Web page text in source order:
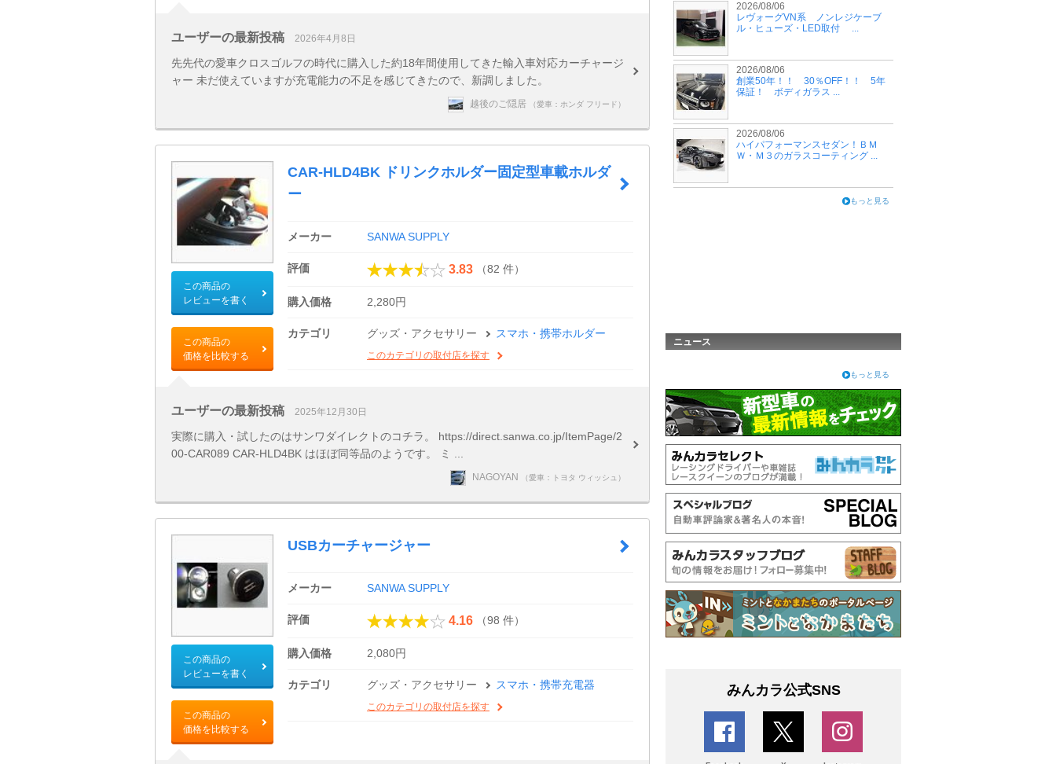
ユーザーの最新投稿 2026年4月8日
先先代の愛車クロスゴルフの時代に購入した約18年間使用してきた輸入車対応カーチャージ
ャー 未だ使えていますが充電能力の不足を感じてきたので、新調しました。
越後のご隠居 （愛車：ホンダ フリード）
この商品の
レビューを書く
この商品の
価格を比較する
CAR-HLD4BK ドリンクホルダー固定型車載ホルダ
ー
メーカー SANWA SUPPLY
評価 3.83 （82 件）
購入価格 2,280円
カテゴリ グッズ・アクセサリー スマホ・携帯ホルダー
このカテゴリの取付店を探す
ユーザーの最新投稿 2025年12月30日
実際に購入・試したのはサンワダイレクトのコチラ。 https://direct.sanwa.co.jp/ItemPage/2
00-CAR089 CAR-HLD4BK はほぼ同等品のようです。 ミ ...
NAGOYAN （愛車：トヨタ ウィッシュ）
この商品の
レビューを書く
この商品の
価格を比較する
USBカーチャージャー
メーカー SANWA SUPPLY
評価 4.16 （98 件）
購入価格 2,080円
カテゴリ グッズ・アクセサリー スマホ・携帯充電器
このカテゴリの取付店を探す
2026/08/06
レヴォーグVN系 ノンレジケーブ
ル・ヒューズ・LED取付 ...
2026/08/06
創業50年！！ 30％OFF！！ 5年
保証！ ボディガラス ...
2026/08/06
ハイパフォーマンスセダン！ＢＭ
Ｗ・Ｍ３のガラスコーティング ...
もっと見る
ニュース
もっと見る
みんカラ公式SNS